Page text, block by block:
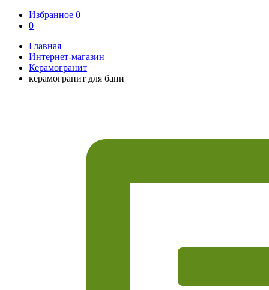
Избранное 0
0
Главная
Интернет-магазин
Керамогранит
керамогранит для бани